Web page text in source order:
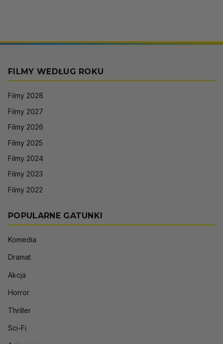
FILMY WEDŁUG ROKU
Filmy 2028
Filmy 2027
Filmy 2026
Filmy 2025
Filmy 2024
Filmy 2023
Filmy 2022
POPULARNE GATUNKI
Komedia
Dramat
Akcja
Horror
Thriller
Sci-Fi